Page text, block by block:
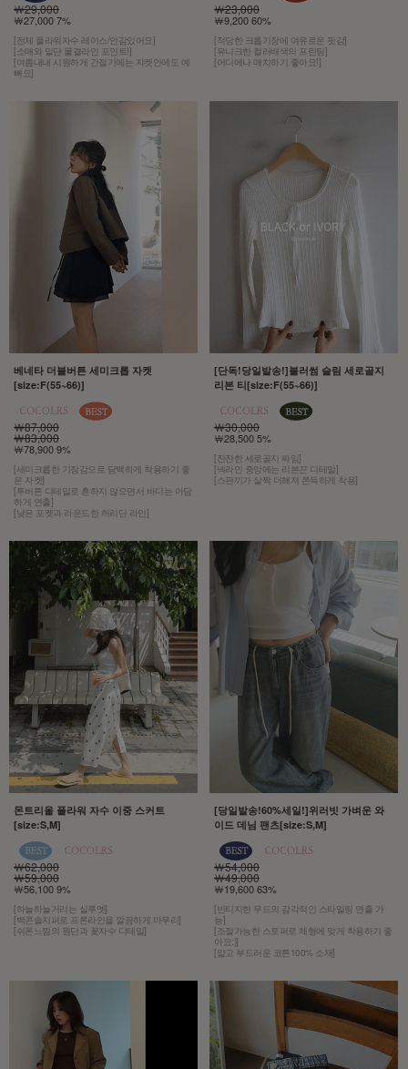
￦29,000
￦27,000 7%
[전체 플라워자수 레이스/안감있어요]
[소매와 밑단 물결라인 포인트!]
[여름내내 시원하게 간절기에는 쟈켓안에도 예
뻐요]
￦23,000
￦9,200 60%
[적당한 크롭기장에 여유로운 핏감]
[유니크한 컬러배색의 프린팅]
[어디에나 매치하기 좋아요!]
베네타 더블버튼 세미크롭 자켓
[size:F(55~66)]
￦87,000
￦83,000
￦78,900 9%
[세미크롭한 기장감으로 담백하게 착용하기 좋
은 자켓]
[투버튼 디테일로 흔하지 않으면서 바디는 아담
하게 연출]
[낮은 포켓과 라운드한 허리단 라인]
[단독!당일발송!]블러썸 슬림 세로골지
리본 티[size:F(55~66)]
￦30,000
￦28,500 5%
[잔잔한 세로골지 짜임]
[넥라인 중앙에는 리본끈 디테일]
[스판끼가 살짝 더해져 쫀득하게 착용]
몬트리올 플라워 자수 이중 스커트
[size:S,M]
￦62,000
￦59,000
￦56,100 9%
[하늘하늘거리는 실루엣]
[백콘솔지퍼로 프론라인을 깔끔하게 마무리]
[쉬폰느낌의 원단과 꽃자수 디테일]
[당일발송!60%세일!]위러빗 가벼운 와
이드 데님 팬츠[size:S,M]
￦54,000
￦49,000
￦19,600 63%
[빈티지한 무드의 감각적인 스타일링 연출 가
능]
[조절가능한 스토퍼로 체형에 맞게 착용하기 좋
아요:)]
[얇고 부드러운 코튼100% 소재]